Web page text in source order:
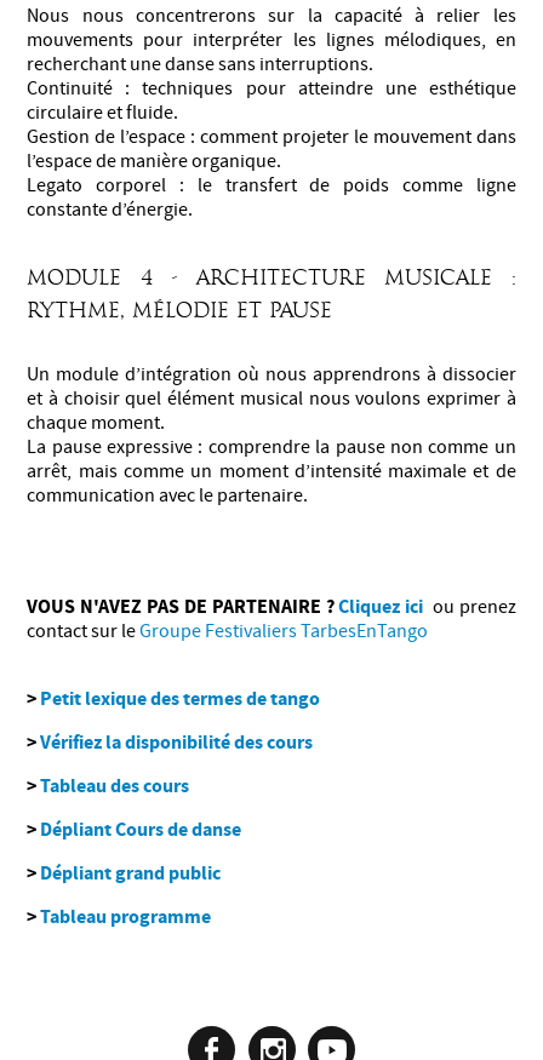
Nous nous concentrerons sur la capacité à relier les
mouvements pour interpréter les lignes mélodiques, en
recherchant une danse sans interruptions.
Continuité : techniques pour atteindre une esthétique
circulaire et fluide.
Gestion de l’espace : comment projeter le mouvement dans
l’espace de manière organique.
Legato corporel : le transfert de poids comme ligne
constante d’énergie.
Module 4 - Architecture musicale :
rythme, mélodie et pause
Un module d’intégration où nous apprendrons à dissocier
et à choisir quel élément musical nous voulons exprimer à
chaque moment.
La pause expressive : comprendre la pause non comme un
arrêt, mais comme un moment d’intensité maximale et de
communication avec le partenaire.
VOUS N'AVEZ PAS DE PARTENAIRE ?Cliquez ici ou prenez
contact sur leGroupe Festivaliers TarbesEnTango
>Petit lexique des termes de tango
>Vérifiez la disponibilité des cours
>Tableau des cours
>Dépliant Cours de danse
>Dépliant grand public
>Tableau programme